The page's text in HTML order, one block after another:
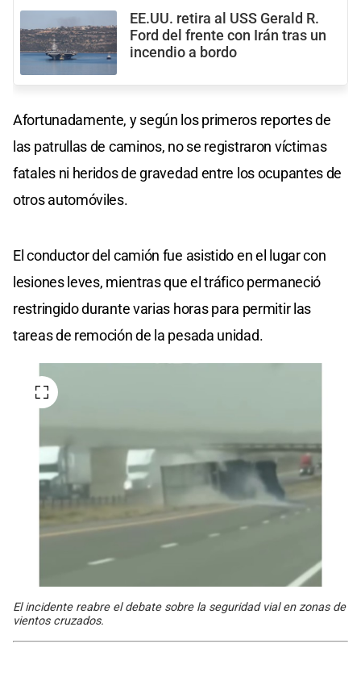
EE.UU. retira al USS Gerald R.
Ford del frente con Irán tras un
incendio a bordo
Afortunadamente, y según los primeros reportes de
las patrullas de caminos, no se registraron víctimas
fatales ni heridos de gravedad entre los ocupantes de
otros automóviles.
El conductor del camión fue asistido en el lugar con
lesiones leves, mientras que el tráfico permaneció
restringido durante varias horas para permitir las
tareas de remoción de la pesada unidad.
El incidente reabre el debate sobre la seguridad vial en zonas de
vientos cruzados.